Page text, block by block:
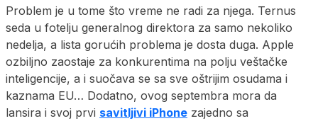
Problem je u tome što vreme ne radi za njega. Ternus
seda u fotelju generalnog direktora za samo nekoliko
nedelja, a lista gorućih problema je dosta duga. Apple
ozbiljno zaostaje za konkurentima na polju veštačke
inteligencije, a i suočava se sa sve oštrijim osudama i
kaznama EU… Dodatno, ovog septembra mora da
lansira i svoj prvi savitljivi iPhone zajedno sa